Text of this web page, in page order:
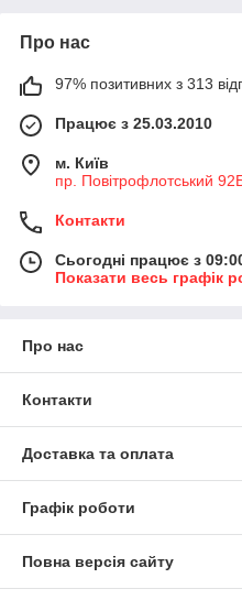
Про нас
97% позитивних з 313
Працює з 25.03.2010
м. Київ
пр. Повітрофлотський
Контакти
Сьогодні працює з
Показати весь графік
Про нас
Контакти
Доставка та оплата
Графік роботи
Повна версія сайту